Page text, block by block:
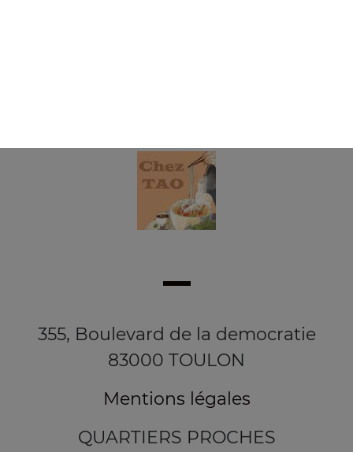
355, Boulevard de la democratie
83000 TOULON
Mentions légales
QUARTIERS PROCHES